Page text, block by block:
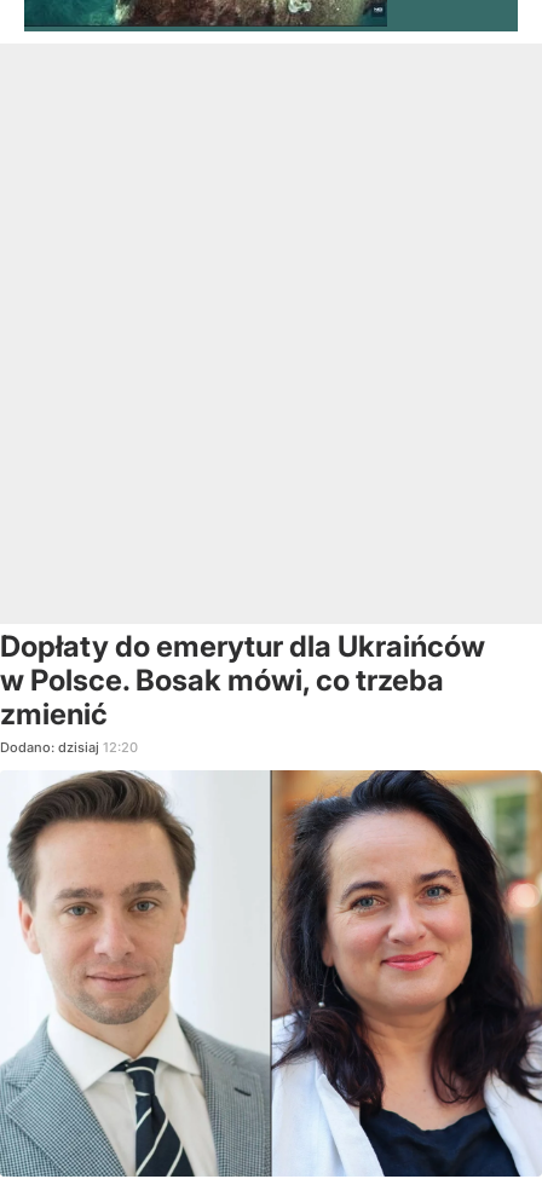
Dopłaty do emerytur dla Ukraińców
w Polsce. Bosak mówi, co trzeba
zmienić
Dodano: dzisiaj 12:20